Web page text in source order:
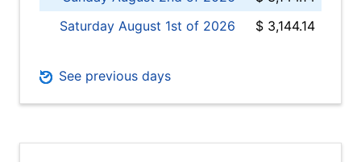
Saturday August 1st of 2026
$ 3,144.14
See previous days